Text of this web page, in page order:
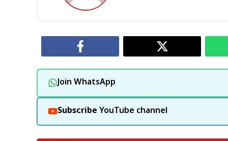
Join WhatsApp
Subscribe YouTube channel